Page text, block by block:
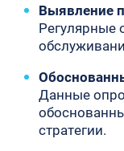
Выявление
Регулярные
Данные
стратегии.